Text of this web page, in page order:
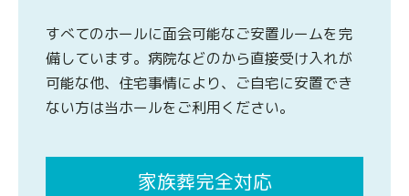
すべてのホールに面会可能なご安置ルームを完
備しています。病院などのから直接受け入れが
可能な他、住宅事情により、ご自宅に安置でき
ない方は当ホールをご利用ください。
家族葬完全対応